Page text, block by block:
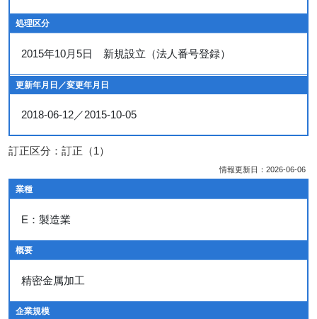
処理区分
2015年10月5日 新規設立（法人番号登録）
更新年月日／変更年月日
2018-06-12／2015-10-05
訂正区分：訂正（1）
情報更新日：2026-06-06
業種
E：製造業
概要
精密金属加工
企業規模